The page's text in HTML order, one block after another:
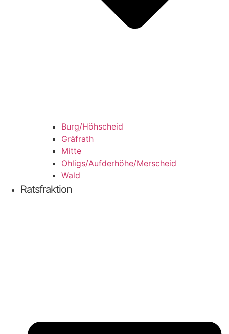
Burg/​Höhscheid
Grä­f­rath
Mit­te
Ohligs/​Aufderhöhe/​Merscheid
Wald
Ratsfraktion